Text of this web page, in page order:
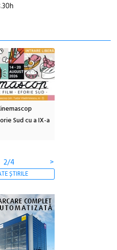
Sud cu a IX-a
2/4 >
ȘTIRILE